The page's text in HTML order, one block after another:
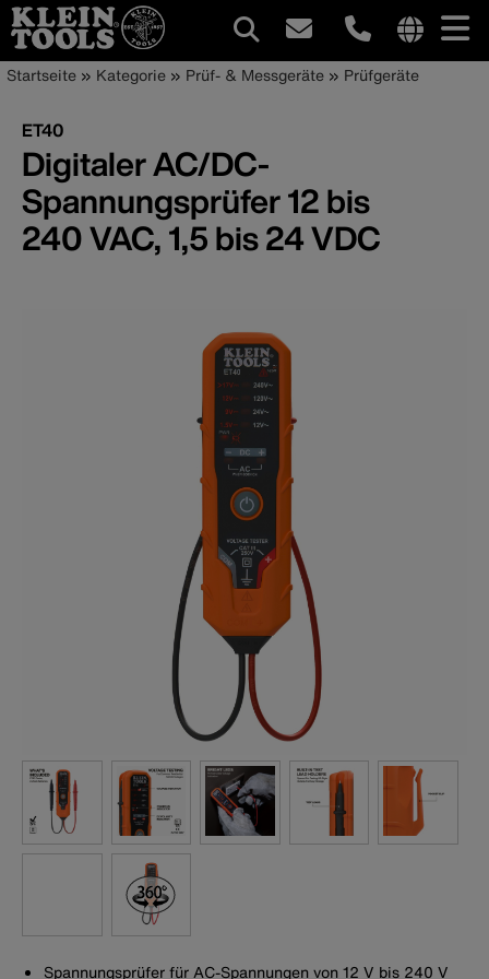
Direkt
Inhalt
site
Hauptnavigation
Pfadnavigation
Startseite Kategorie Prüf- & Messgeräte Prüfgeräte
ET40
Digitaler AC/DC-
Spannungsprüfer 12 bis
240 VAC, 1,5 bis 24 VDC
Spannungsprüfer für AC-Spannungen von 12 V bis 240 V